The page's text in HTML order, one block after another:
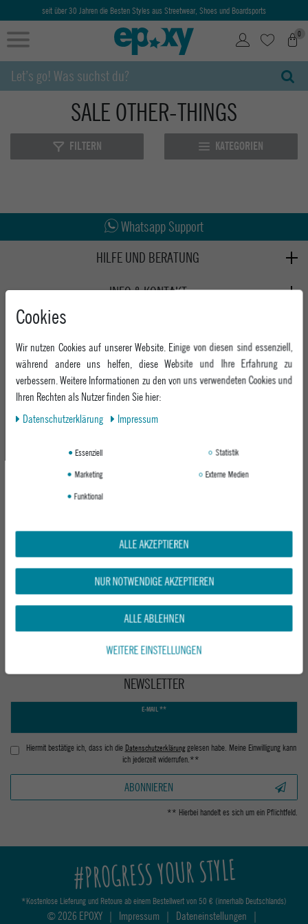
seit über 30 Jahren die Besten Styles aus Streetwear, Shoes und Boardsports
0
SALE OTHER-THINGS
FILTERN KATEGORIEN
Whatsapp Support
HILFE UND BERATUNG
Gutscheine
Click & Collect
INFO & KONTAKT
Samstag: 10:00 - 17:00
Whatsapp
Kontaktformular
Jobs
We Care - Wiederverwendete Verpackungen
Verleih
EPOXY STORES
Deggendorf
KEEP UP WITH US
Facebook
VERSAND
GEPRÜFTE SICHERHEIT
NEWSLETTER
E-MAIL **
Hiermit bestätige ich, dass ich die Daten­schutz­erklärunggelesen habe. Meine Einwilligung kann
ich jederzeit widerrufen.**
ABONNIEREN
** Hierbei handelt es sich um ein Pflichtfeld.
#PROGRESS YOUR STYLE
*Kostenlose Lieferung und Retoure ab einem Bestellwert von 50 € (innerhalb Deutschlands)
© 2026 EPOXY | Impressum | Dateneinstellungen |
Cookies
Wir nutzen Cookies auf unserer Website. Einige von diesen sind essenziell,
während andere uns helfen, diese Website und Ihre Erfahrung zu
verbessern. Weitere Informationen zu den von uns verwendeten Cookies und
Ihren Rechten als Nutzer finden Sie hier:
Daten­schutz­erklärung
Impressum
Essenziell
Statistik
Marketing
Externe Medien
Funktional
ALLE AKZEPTIEREN
NUR NOTWENDIGE AKZEPTIEREN
ALLE ABLEHNEN
WEITERE EINSTELLUNGEN